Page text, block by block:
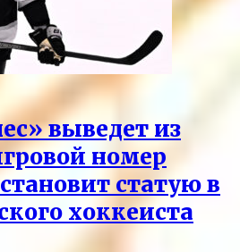
выведет из
номер
статую в
хоккеиста